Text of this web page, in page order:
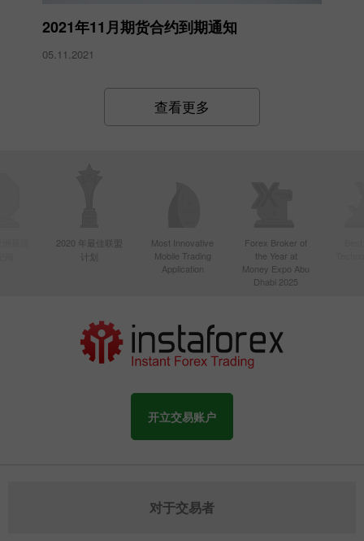
2021年11月期货合约到期通知
05.11.2021
查看更多
2020 年最佳联盟
计划
Most Innovative
Mobile Trading
Application
Forex Broker of
the Year at
Money Expo Abu
Dhabi 2025
开立交易账户
对于交易者